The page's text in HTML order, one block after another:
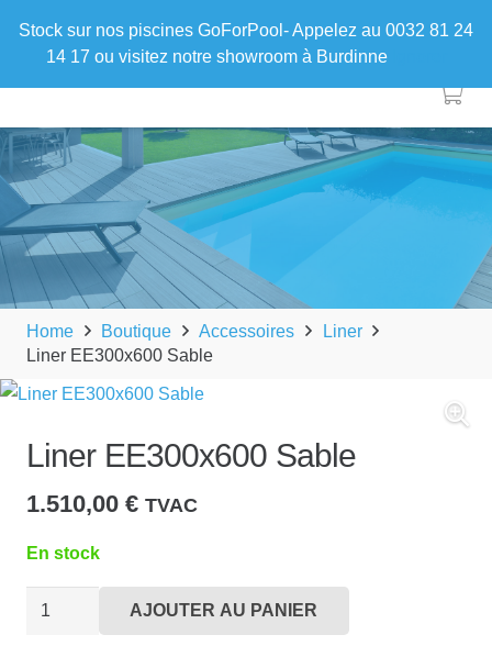
Stock sur nos piscines GoForPool- Appelez au 0032 81 24
14 17 ou visitez notre showroom à Burdinne
Home Boutique Accessoires
Liner
Liner EE300x600 Sable
Liner EE300x600 Sable
1.510,00 € TVAC
En stock
quantité
AJOUTER AU PANIER